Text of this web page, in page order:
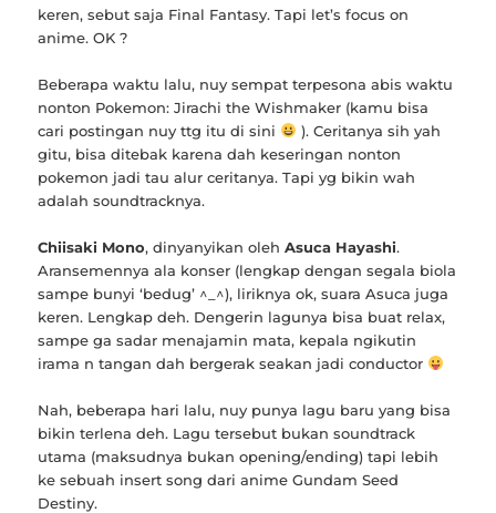
keren, sebut saja Final Fantasy. Tapi let’s focus on
anime. OK ?
Beberapa waktu lalu, nuy sempat terpesona abis waktu
nonton Pokemon: Jirachi the Wishmaker (kamu bisa
cari postingan nuy ttg itu di sini
). Ceritanya sih yah
gitu, bisa ditebak karena dah keseringan nonton
pokemon jadi tau alur ceritanya. Tapi yg bikin wah
adalah soundtracknya.
Chiisaki Mono, dinyanyikan olehAsuca Hayashi.
Aransemennya ala konser (lengkap dengan segala biola
sampe bunyi ‘bedug’ ^_^), liriknya ok, suara Asuca juga
keren. Lengkap deh. Dengerin lagunya bisa buat relax,
sampe ga sadar menajamin mata, kepala ngikutin
irama n tangan dah bergerak seakan jadi conductor
Nah, beberapa hari lalu, nuy punya lagu baru yang bisa
bikin terlena deh. Lagu tersebut bukan soundtrack
utama (maksudnya bukan opening/ending) tapi lebih
ke sebuah insert song dari anime Gundam Seed
Destiny.